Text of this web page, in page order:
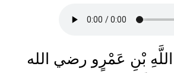
اللَّهِ بْنِ عَمْرٍو رضي الله